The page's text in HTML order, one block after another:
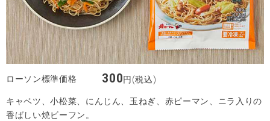
ローソン標準価格 300円(税込)
キャベツ、小松菜、にんじん、玉ねぎ、赤ピーマン、ニラ入りの
香ばしい焼ビーフン。